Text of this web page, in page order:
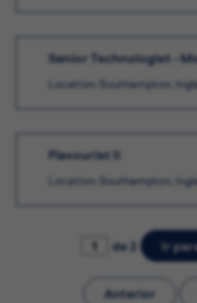
Senior Technologist -
Location: Southampton,
Flavourist II
Location: Southampton,
de 2 Ir
Anterior